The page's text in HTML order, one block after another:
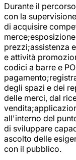
Durante il
con la
di acquisire
prezzi;assistenza
e attività
codici a barre e
degli spazi e dei
delle merci, dal
all'interno del
di sviluppare
ascolto delle
con il pubblico.